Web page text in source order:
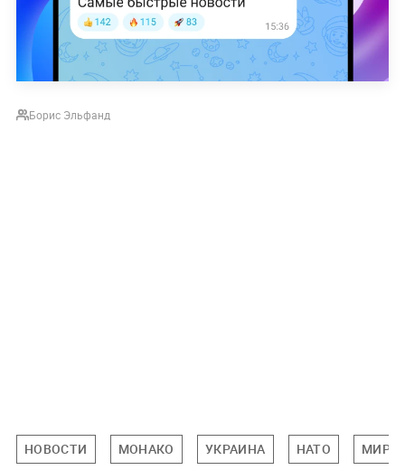
Борис Эльфанд
НОВОСТИ МОНАКО УКРАИНА НАТО